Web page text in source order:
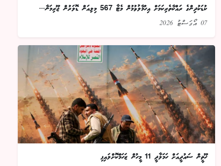
ކުޑަކުދިންގެ ރައްކާތެރިކަމަށް އިހުމާލުވުމުން މެޓާ 567 މިލިއަން ޑޮލަރުން ޖޫރިމަނާ...
07 އޯގަސްޓު 2026
ހޫޡީން ސައުދީއަށް ހަމަލާދީ 11 މީހުން ޒަހަމްކޮށްލައިފި